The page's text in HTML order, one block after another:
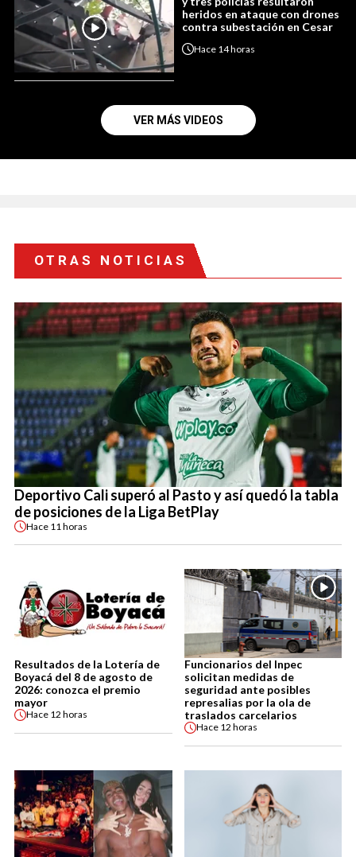
heridos en ataque con drones
contra subestación en Cesar
Hace 14 horas
VER MÁS VIDEOS
OTRAS NOTICIAS
Deportivo Cali superó al Pasto y así quedó la tabla
de posiciones de la Liga BetPlay
Hace 11 horas
Resultados de la Lotería de
Boyacá del 8 de agosto de
2026: conozca el premio
mayor
Hace 12 horas
Funcionarios del Inpec
solicitan medidas de
seguridad ante posibles
represalias por la ola de
traslados carcelarios
Hace 12 horas